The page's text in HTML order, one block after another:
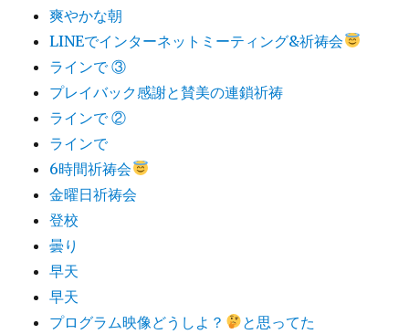
爽やかな朝
LINEでインターネットミーティング&祈祷会
ラインで ③
プレイバック感謝と賛美の連鎖祈祷
ラインで ②
ラインで
6時間祈祷会
金曜日祈祷会
登校
曇り
早天
早天
プログラム映像どうしよ？
と思ってた